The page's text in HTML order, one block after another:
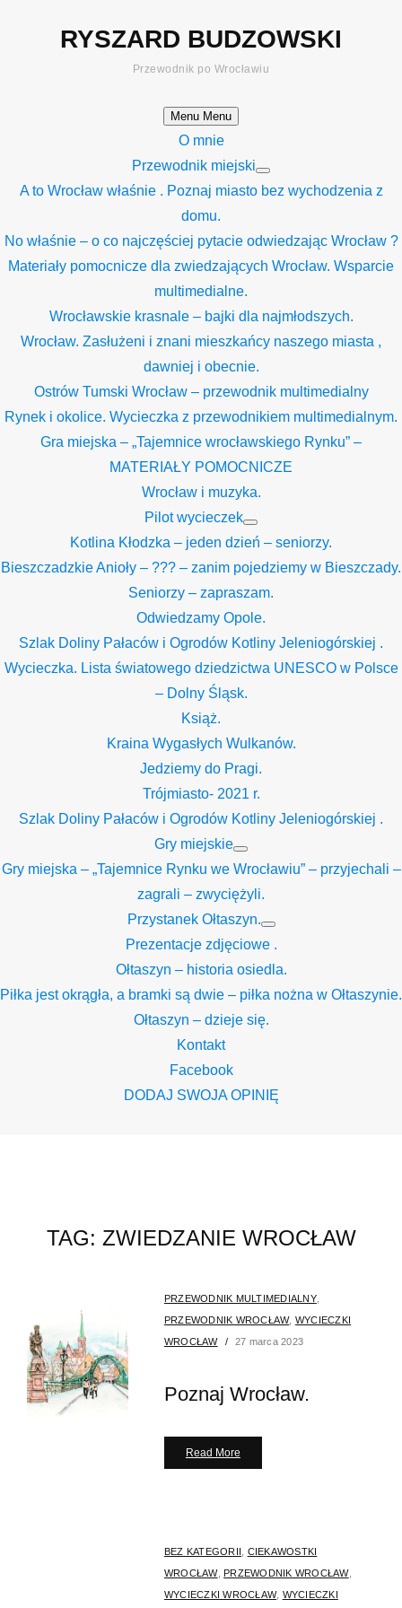
to
content
RYSZARD BUDZOWSKI
Przewodnik po Wrocławiu
Menu Menu
O mnie
Przewodnik miejski
Show
sub
A to Wrocław właśnie . Poznaj miasto bez wychodzenia z
domu.
No właśnie – o co najczęściej pytacie odwiedzając Wrocław ?
Materiały pomocnicze dla zwiedzających Wrocław. Wsparcie
multimedialne.
Wrocławskie krasnale – bajki dla najmłodszych.
Wrocław. Zasłużeni i znani mieszkańcy naszego miasta ,
dawniej i obecnie.
Ostrów Tumski Wrocław – przewodnik multimedialny
Rynek i okolice. Wycieczka z przewodnikiem multimedialnym.
Gra miejska – „Tajemnice wrocławskiego Rynku” –
MATERIAŁY POMOCNICZE
Wrocław i muzyka.
Pilot wycieczek
Show
sub
Kotlina Kłodzka – jeden dzień – seniorzy.
Bieszczadzkie Anioły – ??? – zanim pojedziemy w Bieszczady.
Seniorzy – zapraszam.
Odwiedzamy Opole.
Szlak Doliny Pałaców i Ogrodów Kotliny Jeleniogórskiej .
Wycieczka. Lista światowego dziedzictwa UNESCO w Polsce
– Dolny Śląsk.
Książ.
Kraina Wygasłych Wulkanów.
Jedziemy do Pragi.
Trójmiasto- 2021 r.
Szlak Doliny Pałaców i Ogrodów Kotliny Jeleniogórskiej .
Gry miejskie
Show
sub
Gry miejska – „Tajemnice Rynku we Wrocławiu” – przyjechali –
zagrali – zwyciężyli.
Przystanek Ołtaszyn.
Show
sub
Prezentacje zdjęciowe .
Ołtaszyn – historia osiedla.
Piłka jest okrągła, a bramki są dwie – piłka nożna w Ołtaszynie.
Ołtaszyn – dzieje się.
Kontakt
Facebook
DODAJ SWOJA OPINIĘ
TAG: ZWIEDZANIE WROCŁAW
PRZEWODNIK MULTIMEDIALNY,
PRZEWODNIK WROCŁAW, WYCIECZKI
WROCŁAW
27 marca 2023
Poznaj Wrocław.
Read More
BEZ KATEGORII
CIEKAWOSTKI
WROCŁAW, PRZEWODNIK WROCŁAW,
WYCIECZKI WROCŁAW, WYCIECZKI